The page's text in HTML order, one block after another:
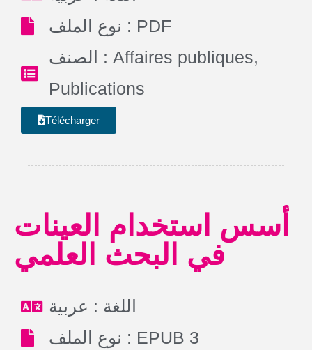
نوع الملف : PDF
الصنف : Affaires publiques,
Publications
Télécharger
أسس استخدام العينات
في البحث العلمي
اللغة : عربية
نوع الملف : EPUB 3